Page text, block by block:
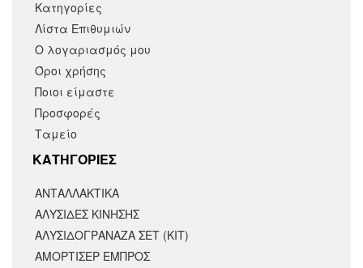
Κατηγορίες
Λίστα Επιθυμιών
Ο λογαριασμός μου
Όροι χρήσης
Ποιοι είμαστε
Προσφορές
Ταμείο
KΑΤΗΓΟΡΙΕΣ
ΑΝΤΑΛΛΑΚΤΙΚΆ
ΑΛΥΣΙΔΕΣ ΚΙΝΗΣΗΣ
ΑΛΥΣΙΔΟΓΡΑΝΑΖΑ ΣΕΤ (ΚΙΤ)
ΑΜΟΡΤΙΣΕΡ ΕΜΠΡΟΣ